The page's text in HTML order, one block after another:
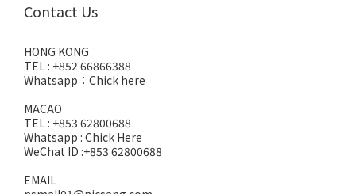
Contact Us
HONG KONG
TEL : +852 66866388
Whatsapp： Chick here
MACAO
TEL : +853 62800688
Whatsapp : Chick Here
WeChat ID :+853 62800688
EMAIL